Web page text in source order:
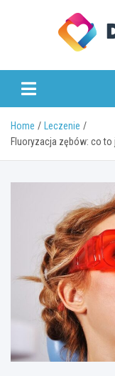
Home
Leczenie
Fluoryzacja zębów: co